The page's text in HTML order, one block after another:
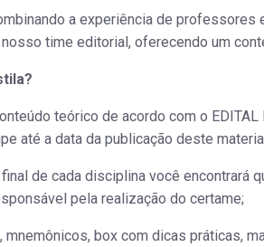
a experiência de
time editorial, oferecendo um
teórico de acordo com o EDITAL
até a data da publicação deste
de cada disciplina você encontrará
pela realização do certame;
mnemônicos, box com dicas práticas,